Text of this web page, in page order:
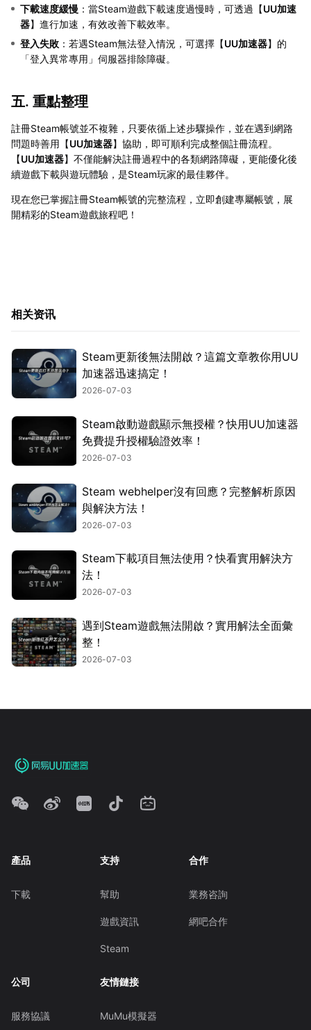
下載速度緩慢 ：當Steam遊戲下載速度過慢時，可透過【UU加速
器】進行加速，有效改善下載效率。
登入失敗 ：若遇Steam無法登入情況，可選擇【UU加速器】的
「登入異常專用」伺服器排除障礙。
五. 重點整理
註冊Steam帳號並不複雜，只要依循上述步驟操作，並在遇到網路
問題時善用【UU加速器】協助，即可順利完成整個註冊流程。
【UU加速器】不僅能解決註冊過程中的各類網路障礙，更能優化後
續遊戲下載與遊玩體驗，是Steam玩家的最佳夥伴。
現在您已掌握註冊Steam帳號的完整流程，立即創建專屬帳號，展
開精彩的Steam遊戲旅程吧！
相关资讯
Steam更新後無法開啟？這篇文章教你用UU
加速器迅速搞定！
2026-07-03
Steam啟動遊戲顯示無授權？快用UU加速器
免費提升授權驗證效率！
2026-07-03
Steam webhelper沒有回應？完整解析原因
與解決方法！
2026-07-03
Steam下載項目無法使用？快看實用解決方
法！
2026-07-03
遇到Steam遊戲無法開啟？實用解法全面彙
整！
2026-07-03
產品
下載
支持
幫助
遊戲資訊
Steam
合作
業務咨詢
網吧合作
公司
服務協議
友情鏈接
MuMu模擬器